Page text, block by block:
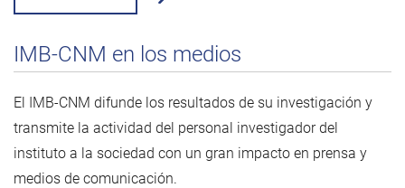
IMB-CNM en los medios
El IMB-CNM difunde los resultados de su investigación y
transmite la actividad del personal investigador del
instituto a la sociedad con un gran impacto en prensa y
medios de comunicación.